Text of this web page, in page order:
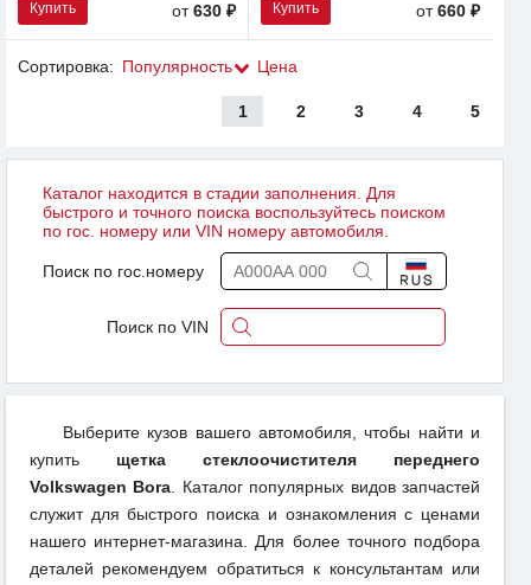
Купить от630 ₽ Купить от660 ₽
Сортировка: Популярность Цена
1 2 3 4 5
Каталог находится в стадии заполнения. Для
быстрого и точного поиска воспользуйтесь поиском
по гос. номеру или VIN номеру автомобиля.
Поиск по гос.номеру
Поиск по VIN
Выберите кузов вашего автомобиля, чтобы найти и
купить щетка стеклоочистителя переднего
Volkswagen Bora . Каталог популярных видов запчастей
служит для быстрого поиска и ознакомления с ценами
нашего интернет-магазина. Для более точного подбора
деталей рекомендуем обратиться к консультантам или